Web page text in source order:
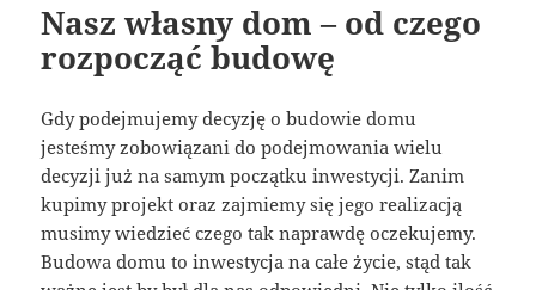
Nasz własny dom – od czego
rozpocząć budowę
Gdy podejmujemy decyzję o budowie domu
jesteśmy zobowiązani do podejmowania wielu
decyzji już na samym początku inwestycji. Zanim
kupimy projekt oraz zajmiemy się jego realizacją
musimy wiedzieć czego tak naprawdę oczekujemy.
Budowa domu to inwestycja na całe życie, stąd tak